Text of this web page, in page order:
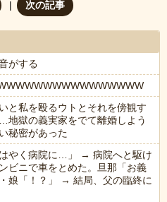
次の記事
がする
と私を殴るウトとそれを傍観す
地獄の義実家をでて離婚しよう
秘密があった
やく病院に…」 → 病院へと駆け
ビニで車をとめた。旦那「お義
娘「！？」 → 結局、父の臨終に